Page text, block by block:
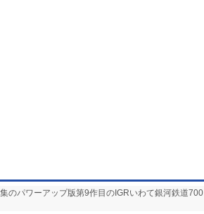
のパワーアップ版第9作目のIGRいわて銀河鉄道700